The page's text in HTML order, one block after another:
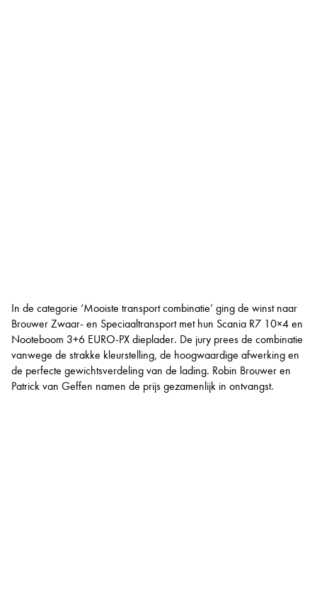
In de categorie ‘Mooiste transport combinatie’ ging de winst naar
Brouwer Zwaar- en Speciaaltransport met hun Scania R7 10×4 en
Nooteboom 3+6 EURO-PX dieplader. De jury prees de combinatie
vanwege de strakke kleurstelling, de hoogwaardige afwerking en
de perfecte gewichtsverdeling van de lading. Robin Brouwer en
Patrick van Geffen namen de prijs gezamenlijk in ontvangst.